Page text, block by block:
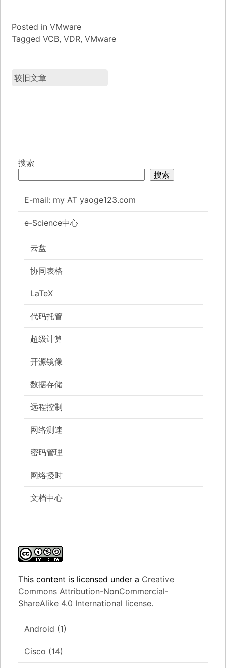
Posted in VMware
Tagged VCB, VDR, VMware
较旧文章
搜索
搜索
E-mail: my AT yaoge123.com
e-Science中心
云盘
协同表格
LaTeX
代码托管
超级计算
开源镜像
数据存储
远程控制
网络测速
密码管理
网络授时
文档中心
This content is licensed under a Creative
Commons Attribution-NonCommercial-
ShareAlike 4.0 International license.
Android (1)
Cisco (14)